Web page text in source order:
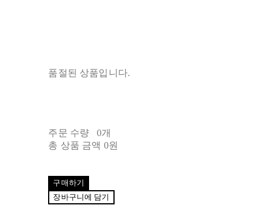
품절된 상품입니다.
주문 수량
0개
총 상품 금액 0원
구매하기
장바구니에 담기